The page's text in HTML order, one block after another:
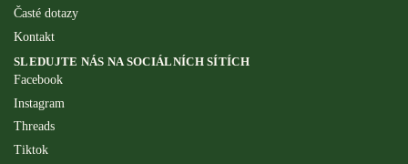
Časté dotazy
Kontakt
SLEDUJTE NÁS NA SOCIÁLNÍCH SÍTÍCH
Facebook
Instagram
Threads
Tiktok